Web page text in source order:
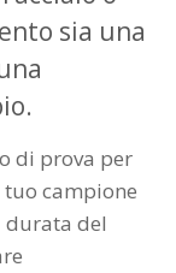
sia una
di prova per
campione
del